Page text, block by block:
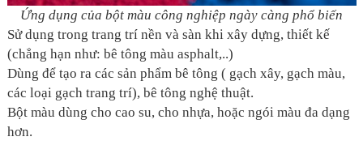
Ứng dụng của bột màu công nghiệp ngày càng phổ biến
Sử dụng trong trang trí nền và sàn khi xây dựng, thiết kế
(chẳng hạn như: bê tông màu asphalt,..)
Dùng để tạo ra các sản phẩm bê tông ( gạch xây, gạch màu,
các loại gạch trang trí), bê tông nghệ thuật.
Bột màu dùng cho cao su, cho nhựa, hoặc ngói màu đa dạng
hơn.